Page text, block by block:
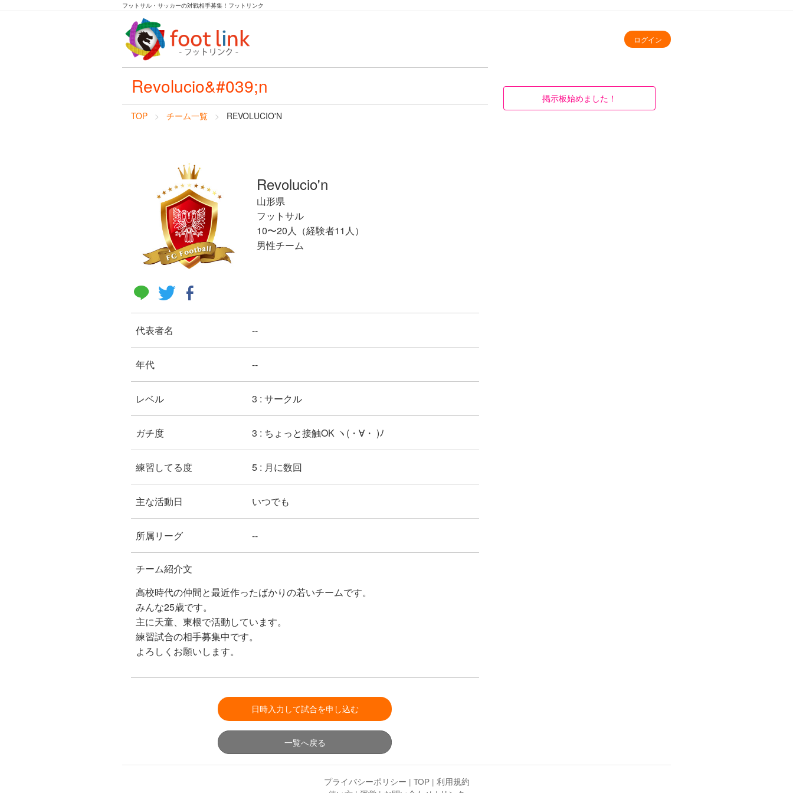
フットサル・サッカーの対戦相手募集！フットリンク
ログイン
Revolucio&#039;n
TOP チーム一覧 REVOLUCIO'N
Revolucio'n
山形県
フットサル
10〜20人（経験者11人）
男性チーム
代表者名 --
年代 --
レベル 3 : サークル
ガチ度 3 : ちょっと接触OK ヽ(・∀・ )ﾉ
練習してる度 5 : 月に数回
主な活動日 いつでも
所属リーグ --
チーム紹介文
高校時代の仲間と最近作ったばかりの若いチームです。
みんな25歳です。
主に天童、東根で活動しています。
練習試合の相手募集中です。
よろしくお願いします。
日時入力して試合を申し込む
一覧へ戻る
掲示板始めました！
プライバシーポリシー | TOP| 利用規約